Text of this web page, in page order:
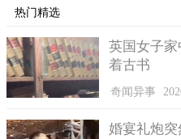
从凤凰城的上空消失了。
热门精选
英国女子
着古书
奇闻异事
婚宴礼炮